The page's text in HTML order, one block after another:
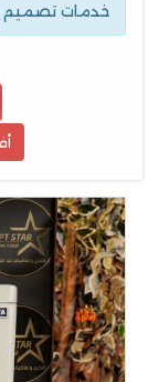
خدمات تصميم